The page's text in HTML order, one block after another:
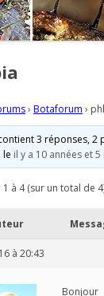
› Botaforum ›
3 réponses,
, le il y a 10 années et
1 à 4 (sur un total de
à 20:43
Bonjour